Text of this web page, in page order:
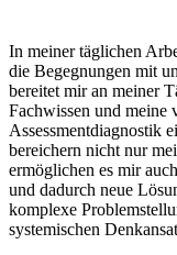
In meiner täglichen
die Begegnungen mit
bereitet mir an meiner
Fachwissen und meine
Assessmentdiagnostik
bereichern nicht nur
ermöglichen es mir
und dadurch neue
komplexe
systemischen